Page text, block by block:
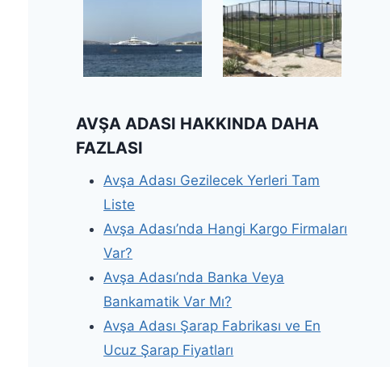
AVŞA ADASI HAKKINDA DAHA
FAZLASI
Avşa Adası Gezilecek Yerleri Tam
Liste
Avşa Adası’nda Hangi Kargo Firmaları
Var?
Avşa Adası’nda Banka Veya
Bankamatik Var Mı?
Avşa Adası Şarap Fabrikası ve En
Ucuz Şarap Fiyatları